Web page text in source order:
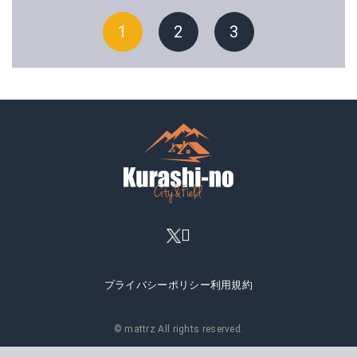
1 2 3
プライバシーポリシー利用規約
© mattrz All rights reserved.